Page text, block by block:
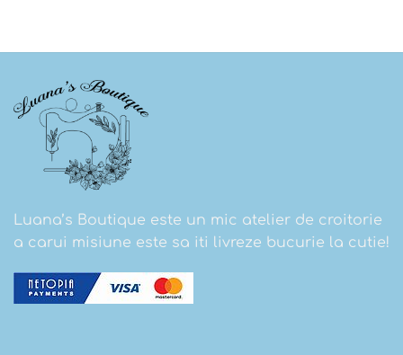
Luana’s Boutique este un mic atelier de croitorie
a carui misiune este sa iti livreze bucurie la cutie!